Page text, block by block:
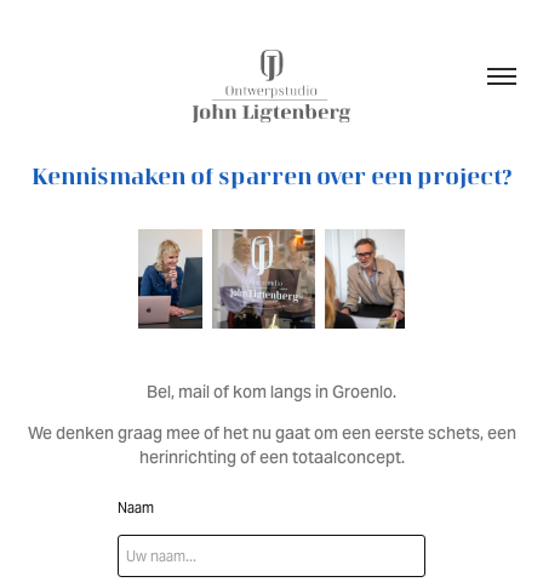
Kennismaken of sparren over een project?
Bel, mail of kom langs in Groenlo.
We denken graag mee of het nu gaat om een eerste schets, een
herinrichting of een totaalconcept.
Naam